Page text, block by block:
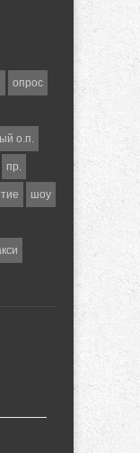
опрос
о.п.
пр.
шоу